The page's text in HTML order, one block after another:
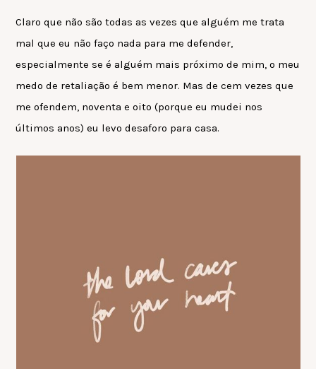
Claro que não são todas as vezes que alguém me trata
mal que eu não faço nada para me defender,
especialmente se é alguém mais próximo de mim, o meu
medo de retaliação é bem menor. Mas de cem vezes que
me ofendem, noventa e oito (porque eu mudei nos
últimos anos) eu levo desaforo para casa.